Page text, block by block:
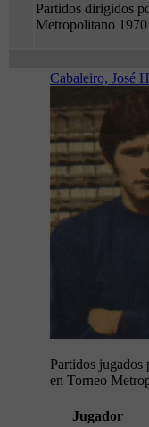
Partidos dirigidos
Metropolitano 1970
Cabaleiro, José
Partidos jugados
en Torneo
Jugador